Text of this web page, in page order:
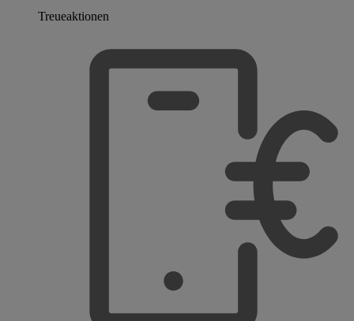
Treueaktionen